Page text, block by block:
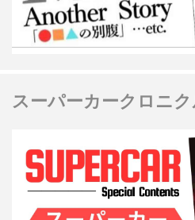
スーパーカークロニ